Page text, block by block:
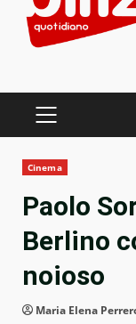
PRIMARY
Cinema
Paolo
Berlino
noioso
Maria Elena